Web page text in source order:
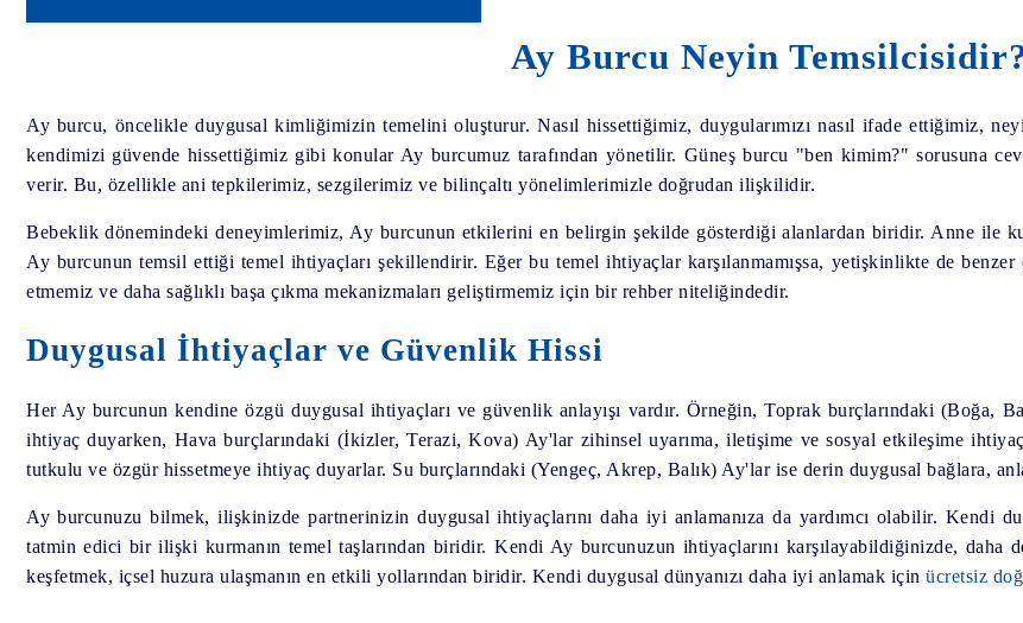
Ay Burcu Neyin
Ay burcu, öncelikle duygusal kimliğimizin temelini oluşturur. Nasıl hissettiğimiz, duygularımızı nasıl ifade ettiğimiz,
kendimizi güvende hissettiğimiz gibi konular Ay burcumuz tarafından yönetilir. Güneş burcu "ben kimim?" sorusuna
verir. Bu, özellikle ani tepkilerimiz, sezgilerimiz ve bilinçaltı yönelimlerimizle doğrudan ilişkilidir.
Bebeklik dönemindeki deneyimlerimiz, Ay burcunun etkilerini en belirgin şekilde gösterdiği alanlardan biridir. Anne ile
Ay burcunun temsil ettiği temel ihtiyaçları şekillendirir. Eğer bu temel ihtiyaçlar karşılanmamışsa, yetişkinlikte de
etmemiz ve daha sağlıklı başa çıkma mekanizmaları geliştirmemiz için bir rehber niteliğindedir.
Duygusal İhtiyaçlar ve Güvenlik Hissi
Her Ay burcunun kendine özgü duygusal ihtiyaçları ve güvenlik anlayışı vardır. Örneğin, Toprak burçlarındaki (Boğa,
ihtiyaç duyarken, Hava burçlarındaki (İkizler, Terazi, Kova) Ay'lar zihinsel uyarıma, iletişime ve sosyal etkileşime
tutkulu ve özgür hissetmeye ihtiyaç duyarlar. Su burçlarındaki (Yengeç, Akrep, Balık) Ay'lar ise derin duygusal bağlara,
Ay burcunuzu bilmek, ilişkinizde partnerinizin duygusal ihtiyaçlarını daha iyi anlamanıza da yardımcı olabilir. Kendi
tatmin edici bir ilişki kurmanın temel taşlarından biridir. Kendi Ay burcunuzun ihtiyaçlarını karşılayabildiğinizde, daha
keşfetmek, içsel huzura ulaşmanın en etkili yollarından biridir. Kendi duygusal dünyanızı daha iyi anlamak için ücretsiz